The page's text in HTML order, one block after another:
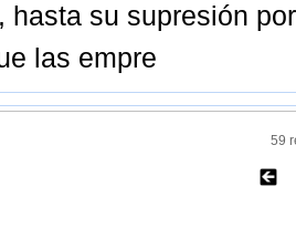
hasta su supresión
las empre
59